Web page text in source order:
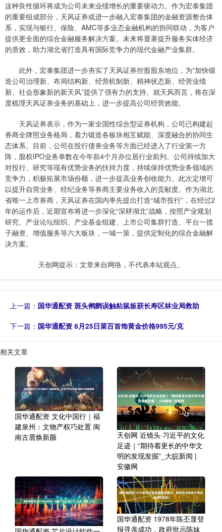
这种良性循环将成为公司未来业绩增长的重要驱动力。作为宏泰集团
的重要组成部分，天风证券或进一步融入宏泰集团的金融资源整合体
系，实现与银行、保险、AMC等多业态金融机构的协同联动，为客户
提供更全面的综合金融服务解决方案。未来将显著提升服务实体经济
的质效，助力湖北省打造具有国际竞争力的现代金融产业集群。
此外，宏泰集团进一步夯实了天风证券控股股东地位，为“加快锻
造公司治理新、布局结构新、经营机制新、精神状态新、经营业绩
新、社会形象新的新天风”提供了强有力的支持。就天风而言，将在深
度梳理天风证券业务的基础上，进一步提高公司经营效能。
天风证券表示，作为一家全国性综合型证券机构，公司已构建起
券商全牌照业务格局，着力锻造各板块相互赋能、深度融合的协同生
态体系。目前，公司在投行债券业务等方面已经进入了行业第一方
阵，股权IPO业务单数在今年前4个月亦位居行业前列。公司持续加大
对投行、研究等现有优势业务的扶持力度，持续保持优势业务领域的
竞争力，积极拓展市场份额，进一步提高业务创收能力。此次定增可
以提升自营业务、经纪业务等券商主要业务收入的贡献度。作为湖北
省唯一上市券商，天风证券在国内率先提出打造“城市投行”，在经过2
年的运作后，近期宣布将进一步深化“深耕湖北”战略，按照产业规划
研究、产业论坛组织、产业基金组建、上市公司集群打造、平台一揽
子融资、增值服务等六大板块，一城一策，提供定制化的综合金融解
决方案。
天创网提示：文章来自网络，不代表本站观点。
上一篇： 国华通配资 斑头鸺鹠误触粘鼠板获长寿区林业局救助
下一篇： 国华通配资 6月25日菜百首饰黄金价格995元/克
相关文章
国华通配资 文化中国行｜福
建泉州：文物产权巧处置 闽
南古厝焕新颜
天创网 近镜头·习近平的文化
足迹｜“期待着更长的中华文
明的发现发掘”_大皖新闻 |
安徽网
国华通配资 1978年陈丕显登
报寻亲成功，政府批示陈妹